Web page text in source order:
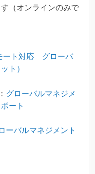
（オンラインのみで
ート対応 グローバ
ト）
グローバルマネジメ
ート
ーバルマネジメント